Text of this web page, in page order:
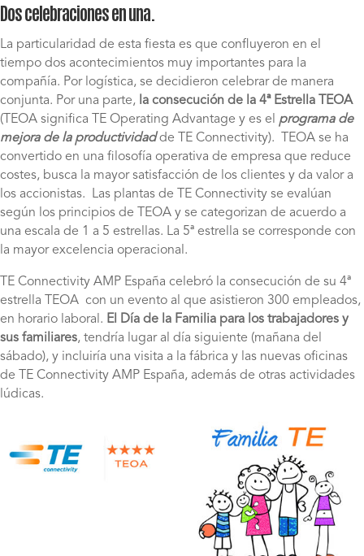
Dos celebraciones en una.
La particularidad de esta fiesta es que confluyeron en el
tiempo dos acontecimientos muy importantes para la
compañía. Por logística, se decidieron celebrar de manera
conjunta. Por una parte, la consecución de la 4ª Estrella TEOA
(TEOA significa TE Operating Advantage y es el programa de
mejora de la productividadde TE Connectivity). TEOA se ha
convertido en una filosofía operativa de empresa que reduce
costes, busca la mayor satisfacción de los clientes y da valor a
los accionistas. Las plantas de TE Connectivity se evalúan
según los principios de TEOA y se categorizan de acuerdo a
una escala de 1 a 5 estrellas. La 5ª estrella se corresponde con
la mayor excelencia operacional.
TE Connectivity AMP España celebró la consecución de su 4ª
estrella TEOA con un evento al que asistieron 300 empleados,
en horario laboral. El Día de la Familia para los trabajadores y
sus familiares, tendría lugar al día siguiente (mañana del
sábado), y incluiría una visita a la fábrica y las nuevas oficinas
de TE Connectivity AMP España, además de otras actividades
lúdicas.